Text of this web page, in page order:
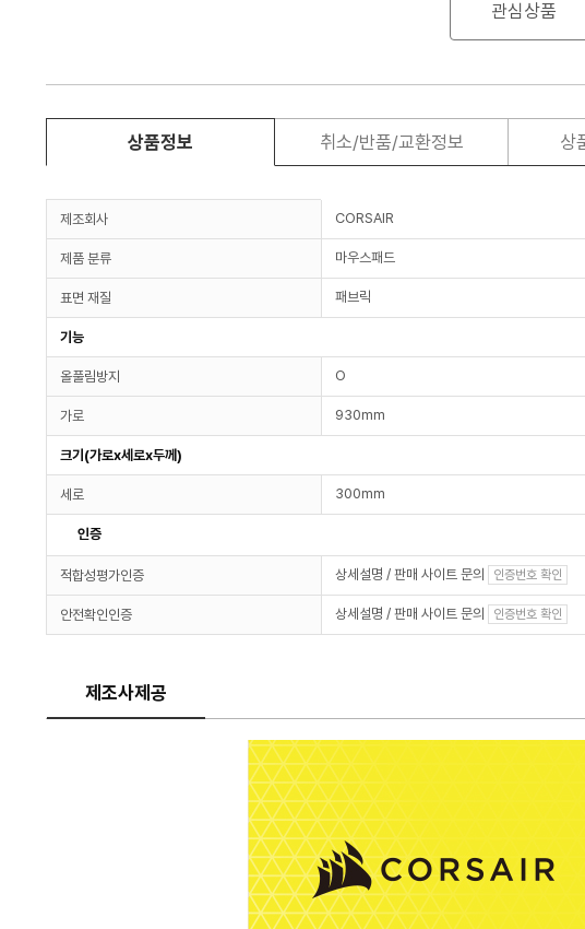
관심상품
상품정보 취소/반품/교환정보 상
제조회사 CORSAIR
제품 분류 마우스패드
표면 재질 패브릭
기능
올풀림방지 O
가로 930mm
크기(가로x세로x두께)
세로 300mm
인증
적합성평가인증 상세설명 / 판매 사이트 문의 인증번호 확인
안전확인인증 상세설명 / 판매 사이트 문의 인증번호 확인
제조사제공